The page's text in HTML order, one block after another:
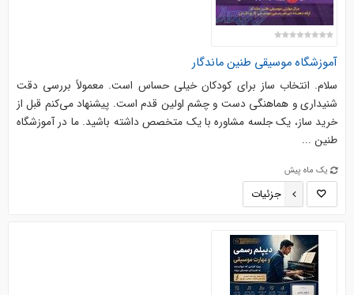
آموزشگاه موسیقی طنین ماندگار
سلام. انتخاب ساز برای کودکان خیلی حساس است. معمولاً بررسی دقت
شنیداری و هماهنگی دست و چشم اولین قدم است. پیشنهاد می‌کنم قبل از
خرید ساز، یک جلسه مشاوره با یک متخصص داشته باشید. ما در آموزشگاه
طنین ...
یک ماه پیش
جزئیات